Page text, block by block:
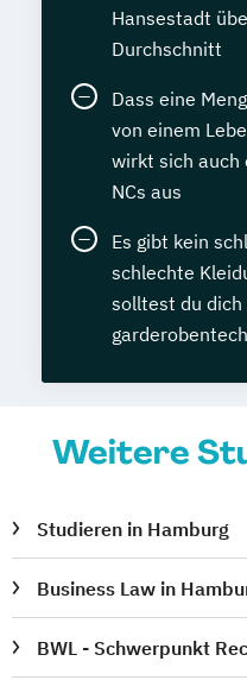
Hansestadt
Durchschnitt
Dass eine
von einem
wirkt sich auch
NCs aus
Es gibt kein
schlechte
solltest du
Weitere
Studieren in Hamburg
Business Law in
BWL - Schwerpunkt